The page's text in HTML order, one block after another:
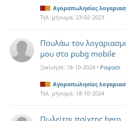
Αγοραπωλησίες
Τελ. μήνυμα: 23-02-2023
Πουλάω τον
μου στο pubg mobile
Ξεκίνησε: 18-10-2024 • Ραφαελ
Αγοραπωλησίες
Τελ. μήνυμα: 18-10-2024
Πωλείται παίχτης hero